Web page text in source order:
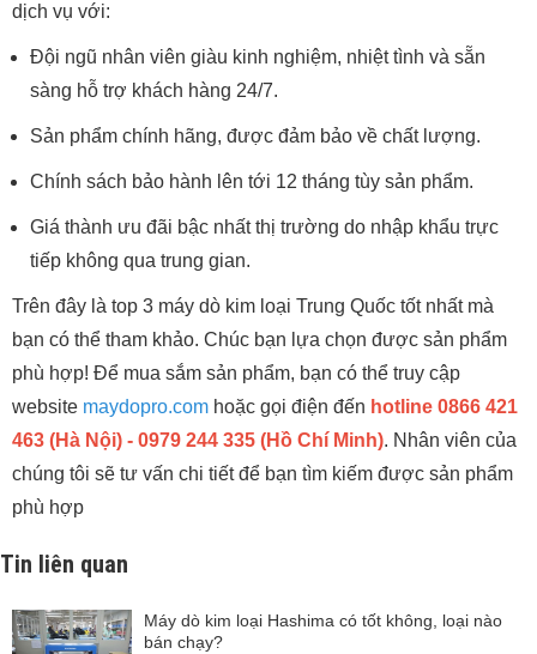
dịch vụ với:
Đội ngũ nhân viên giàu kinh nghiệm, nhiệt tình và sẵn
sàng hỗ trợ khách hàng 24/7.
Sản phẩm chính hãng, được đảm bảo về chất lượng.
Chính sách bảo hành lên tới 12 tháng tùy sản phẩm.
Giá thành ưu đãi bậc nhất thị trường do nhập khẩu trực
tiếp không qua trung gian.
Trên đây là top 3 máy dò kim loại Trung Quốc tốt nhất mà
bạn có thể tham khảo. Chúc bạn lựa chọn được sản phẩm
phù hợp! Để mua sắm sản phẩm, bạn có thể truy cập
website maydopro.com hoặc gọi điện đến hotline 0866 421
463 (Hà Nội) - 0979 244 335 (Hồ Chí Minh). Nhân viên của
chúng tôi sẽ tư vấn chi tiết để bạn tìm kiếm được sản phẩm
phù hợp
Tin liên quan
Máy dò kim loại Hashima có tốt không, loại nào
bán chạy?